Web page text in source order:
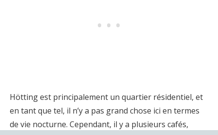
Hötting est principalement un quartier résidentiel, et
en tant que tel, il n’y a pas grand chose ici en termes
de vie nocturne. Cependant, il y a plusieurs cafés,